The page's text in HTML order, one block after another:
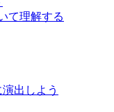
て理解する
出しよう